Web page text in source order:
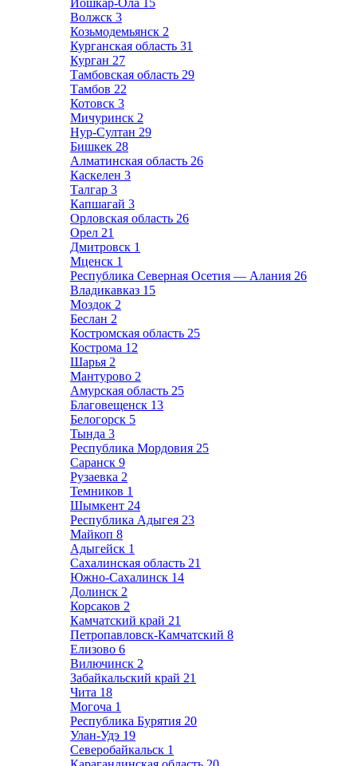
Йошкар-Ола 15
Волжск 3
Козьмодемьянск 2
Курганская область 31
Курган 27
Тамбовская область 29
Тамбов 22
Котовск 3
Мичуринск 2
Нур-Султан 29
Бишкек 28
Алматинская область 26
Каскелен 3
Талгар 3
Капшагай 3
Орловская область 26
Орел 21
Дмитровск 1
Мценск 1
Республика Северная Осетия — Алания 26
Владикавказ 15
Моздок 2
Беслан 2
Костромская область 25
Кострома 12
Шарья 2
Мантурово 2
Амурская область 25
Благовещенск 13
Белогорск 5
Тында 3
Республика Мордовия 25
Саранск 9
Рузаевка 2
Темников 1
Шымкент 24
Республика Адыгея 23
Майкоп 8
Адыгейск 1
Сахалинская область 21
Южно-Сахалинск 14
Долинск 2
Корсаков 2
Камчатский край 21
Петропавловск-Камчатский 8
Елизово 6
Вилючинск 2
Забайкальский край 21
Чита 18
Могоча 1
Республика Бурятия 20
Улан-Удэ 19
Северобайкальск 1